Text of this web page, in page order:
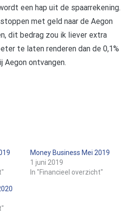
een hap uit de spaarrekening.
met geld naar de Aegon
dit bedrag zou ik liever extra
te laten renderen dan de 0,1%
Aegon ontvangen.
Money Business Mei 2019
1 juni 2019
In "Financieel overzicht"